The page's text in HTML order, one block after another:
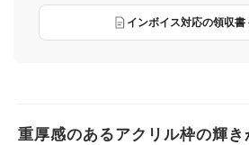
インボイス対応の領収書
重厚感のあるアクリル枠の輝